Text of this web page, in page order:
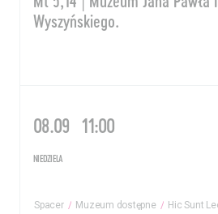
Wyszyńskiego.
08.09 11:00
NIEDZIELA
Spacer Muzeum dostępne Hic Sunt